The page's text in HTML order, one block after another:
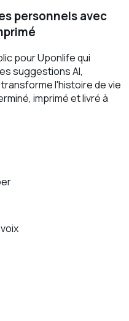
personnels avec
pour Uponlife qui
suggestions AI,
l'histoire de vie
imprimé et livré à